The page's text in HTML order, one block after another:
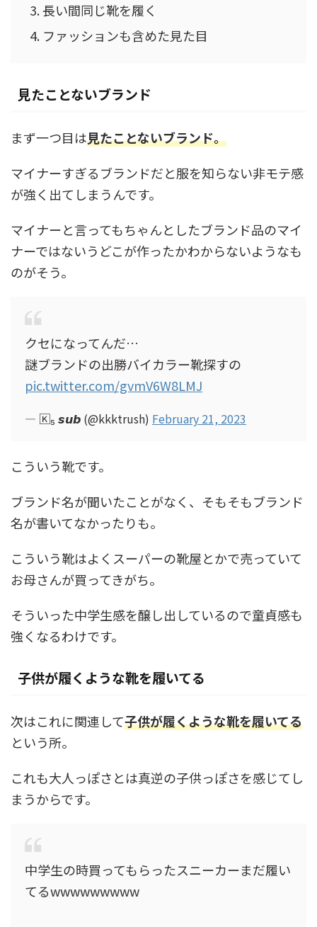
長い間同じ靴を履く
ファッションも含めた見た目
見たことないブランド
まず一つ目は見たことないブランド。
マイナーすぎるブランドだと服を知らない非モテ感
が強く出てしまうんです。
マイナーと言ってもちゃんとしたブランド品のマイ
ナーではないうどこが作ったかわからないようなも
のがそう。
クセになってんだ…
謎ブランドの出勝バイカラー靴探すの
pic.twitter.com/gvmV6W8LMJ
— 🄺₅ 𝙨𝙪𝙗 (@kkktrush) February 21, 2023
こういう靴です。
ブランド名が聞いたことがなく、そもそもブランド
名が書いてなかったりも。
こういう靴はよくスーパーの靴屋とかで売っていて
お母さんが買ってきがち。
そういった中学生感を醸し出しているので童貞感も
強くなるわけです。
子供が履くような靴を履いてる
次はこれに関連して子供が履くような靴を履いてる
という所。
これも大人っぽさとは真逆の子供っぽさを感じてし
まうからです。
中学生の時買ってもらったスニーカーまだ履い
てるwwwwwwwww